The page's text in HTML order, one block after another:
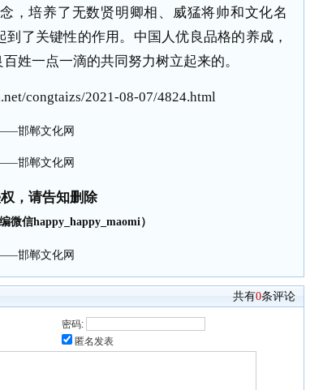
，培养了无数贤明卿相、威猛将帅和文化名
了关键性的作用。中国人优良品格的养成，
姓一点一滴的共同努力树立起来的。
congtaizs/2021-08-07/4824.html
，请告知删除
微信happy_happy_maomi）
共有0条评论
密码:
匿名发表